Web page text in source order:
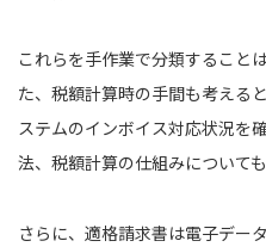
これらを手作業で分類すること
た、税額計算時の手間も考える
ステムのインボイス対応状況を
法、税額計算の仕組みについて
さらに、適格請求書は電子デー